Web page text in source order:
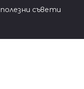
съвети